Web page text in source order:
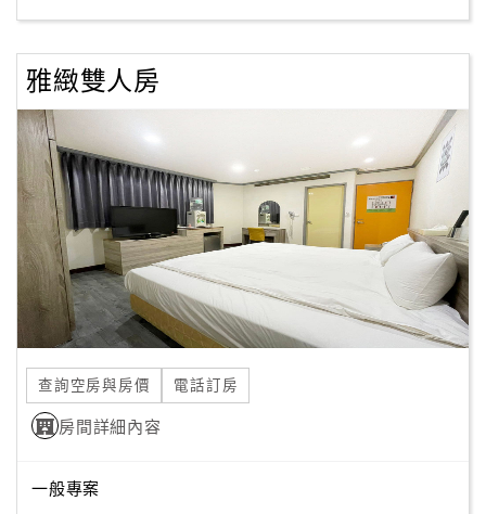
客
服
聯
單
Line
上
客
服
紅
利
查
雅緻雙人房
查詢空房與房價 電話訂房
房間詳細內容
一般專案